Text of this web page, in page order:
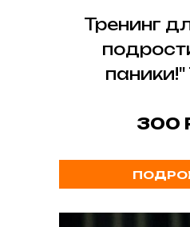
Тренинг
паники!"
300